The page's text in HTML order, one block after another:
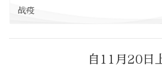
战疫
自11月20日